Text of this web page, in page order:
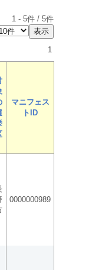
1 - 5件 / 5件
1
マニフェス
トID
0000000989